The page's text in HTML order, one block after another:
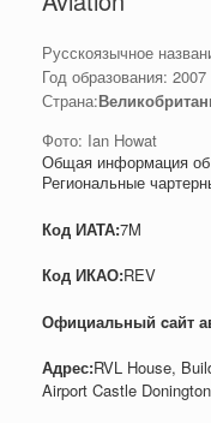
Русскоязычное
Год образования: 2007
Страна:
Фото: Ian Howat
Общая информация об
Региональные
Код ИАТА:7M
Код ИКАО:REV
Официальный cайт
Адрес:RVL House,
Airport Castle